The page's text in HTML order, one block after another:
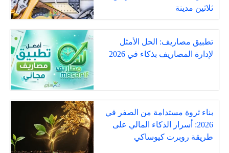
ثلاثين مدينة
تطبيق مصاريف: الحل الأمثل
لإدارة المصاريف بذكاء في 2026
بناء ثروة مستدامة من الصفر في
2026: أسرار الذكاء المالي على
طريقة روبرت كيوساكي